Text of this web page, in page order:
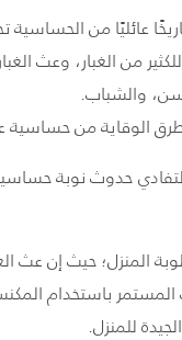
عائليًا من الحساسية
من الغبار، وعث
والشباب.
الوقاية من حساسية
حدوث نوبة حساسية
المنزل؛ حيث إن عث
باستخدام
للمنزل.